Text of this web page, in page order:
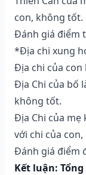
con, không tốt.
Đánh giá điểm
*Địa chi xung
Địa chi của con
Địa Chi của bố
không tốt.
Địa Chi của
với chi của
Đánh giá điểm
Kết luận: